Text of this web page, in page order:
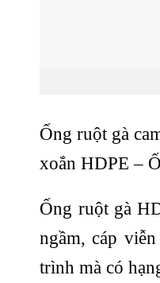
Ống ruột gà
xoắn HDPE –
Ống ruột gà
ngầm, cáp
trình mà có